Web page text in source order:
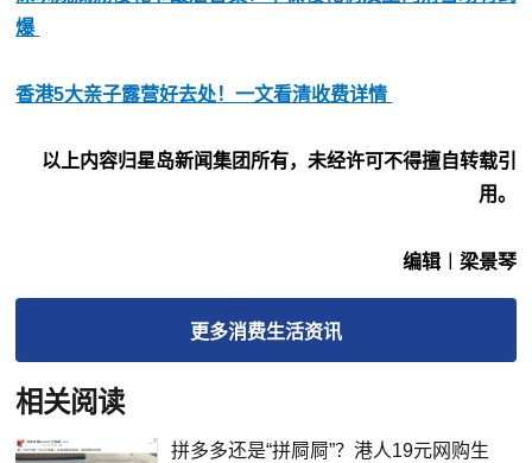
爆
香港5大亲子露营好去处！一文看清收费详情
以上内容归星岛新闻集团所有，未经许可不得擅自转载引
用。
编辑︱梁景琴
更多消费生活资讯
相关阅读
拼多多还是“拼屙屙”？港人19元网购生